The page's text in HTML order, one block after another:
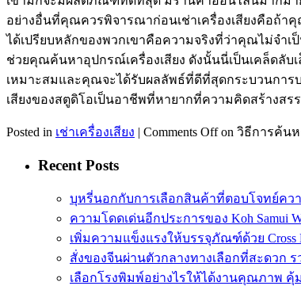
อย่างอื่นที่คุณควรพิจารณาก่อนเช่าเครื่องเสียงคือถ้า
ได้เปรียบหลักของพวกเขาคือความจริงที่ว่าคุณไม่จำ
ช่วยคุณค้นหาอุปกรณ์เครื่องเสียง ดังนั้นนี่เป็นเคล็ดลั
เหมาะสมและคุณจะได้รับผลลัพธ์ที่ดีที่สุดกระบวนการ
เสียงของสตูดิโอเป็นอาชีพที่หายากที่ความคิดสร้าง
Posted in เช่าเครื่องเสียง | Comments Offon วิธีการค้นห
Recent Posts
บุหรี่นอกกับการเลือกสินค้าที่ตอบโจทย์คว
ความโดดเด่นอีกประการของ Koh Samui
เพิ่มความแข็งแรงให้บรรจุภัณฑ์ด้วย Cross
สั่งของจีนผ่านตัวกลางทางเลือกที่สะดวก ร
เลือกโรงพิมพ์อย่างไรให้ได้งานคุณภาพ คุ้